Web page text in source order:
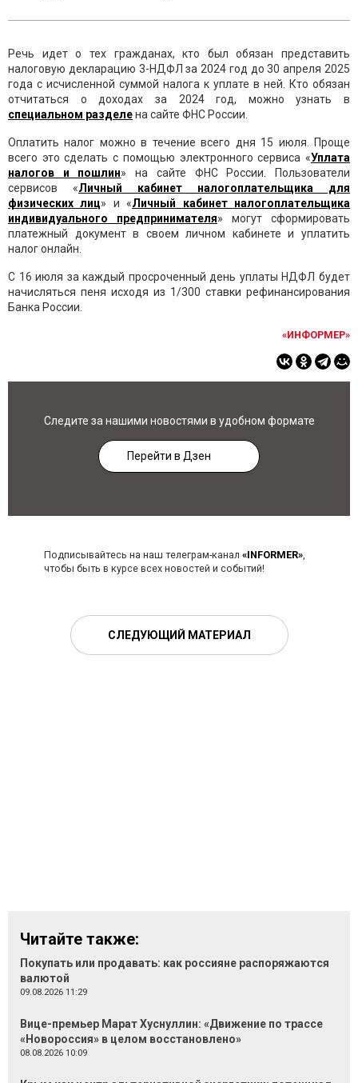
Речь идет о тех гражданах, кто был обязан представить
налоговую декларацию 3-НДФЛ за 2024 год до 30 апреля 2025
года с исчисленной суммой налога к уплате в ней. Кто обязан
отчитаться о доходах за 2024 год, можно узнать в
специальном разделена сайте ФНС России.
Оплатить налог можно в течение всего дня 15 июля. Проще
всего это сделать с помощью электронного сервиса «Уплата
налогов и пошлин» на сайте ФНС России. Пользователи
сервисов «Личный кабинет налогоплательщика для
физических лиц» и «Личный кабинет налогоплательщика
индивидуального предпринимателя» могут сформировать
платежный документ в своем личном кабинете и уплатить
налог онлайн.
С 16 июля за каждый просроченный день уплаты НДФЛ будет
начисляться пеня исходя из 1/300 ставки рефинансирования
Банка России.
«ИНФОРМЕР»
Следите за нашими новостями в удобном формате
Перейти в Дзен
Подписывайтесь на наш телеграм-канал «INFORMER»,
чтобы быть в курсе всех новостей и событий!
СЛЕДУЮЩИЙ МАТЕРИАЛ
Читайте также:
Покупать или продавать: как россияне распоряжаются
валютой
09.08.2026 11:29
Вице-премьер Марат Хуснуллин: «Движение по трассе
«Новороссия» в целом восстановлено»
08.08.2026 10:09